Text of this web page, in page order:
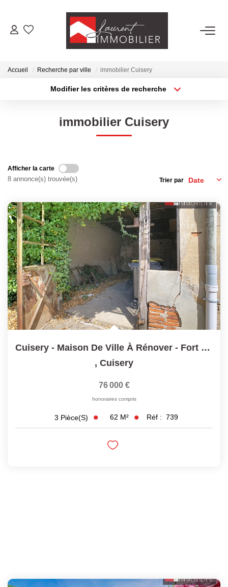
ACHETER
Laurent Immobilier Pont De Vaux
Laurent Immobilier Chalon-Sur-Saone
Notre Équipe
Nous Rejoindre
Nos Actualités
CONTACT
Accueil Recherche par ville immobilier Cuisery
Modifier les critères de recherche
Créer une alerte
immobilier Cuisery
Afficher la carte
8 annonce(s) trouvée(s) Trier par
Cuisery - Maison De Ville À Rénover - Fort Potentiel...
, Cuisery
76 000 €
honoraires compris
3 Pièce(s) 62 M² Réf : 739